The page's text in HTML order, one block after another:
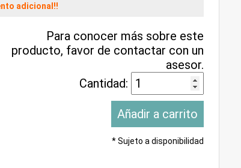
adicional!!
Para conocer más sobre este
producto, favor de contactar con un
asesor.
Cantidad:
* Sujeto a disponibilidad